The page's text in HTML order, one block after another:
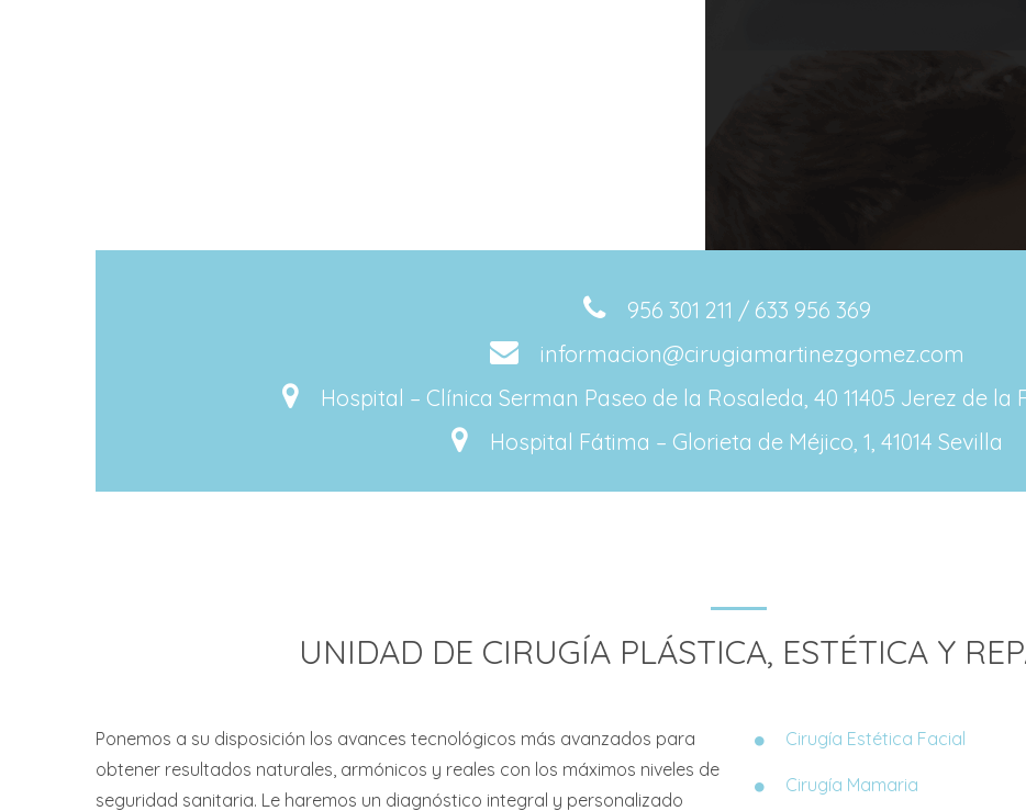
956 301 211 / 633 956 369
informacion@cirugiamartinezgomez.com
Hospital – Clínica Serman Paseo de la Rosaleda, 40 11405 Jerez de la
Hospital Fátima – Glorieta de Méjico, 1, 41014 Sevilla
UNIDAD DE CIRUGÍA PLÁSTICA, ESTÉTICA Y
Ponemos a su disposición los avances tecnológicos más avanzados para
obtener resultados naturales, armónicos y reales con los máximos niveles de
seguridad sanitaria. Le haremos un diagnóstico integral y personalizado
Cirugía Estética Facial
Cirugía Mamaria